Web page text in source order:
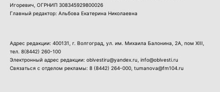
Игоревич, ОГРНИП 308345929800026
Главный редактор: Альбова Екатерина Николаевна
Адрес редакции: 400131, г. Волгоград, ул. им. Михаила Балонина, 2А, пом XIII,
тел. 8(8442) 260-100
Электронный адрес редакции: oblvestiru@yandex.ru, info@oblvesti.ru
Связаться с отделом рекламы: 8 (8442) 264-000 , tumanova@fm104.ru